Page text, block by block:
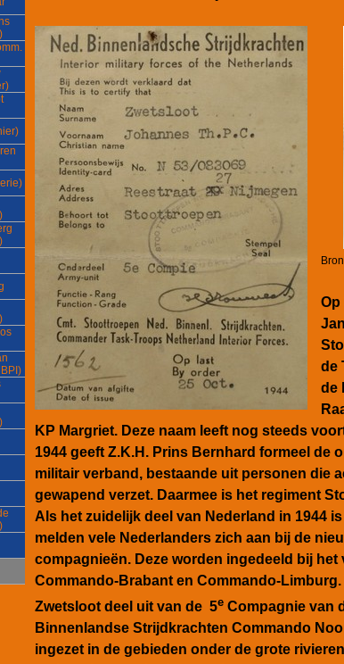
Op
de
de
KP Margriet. Deze naam leeft nog steeds
1944 geeft Z.K.H. Prins Bernhard formeel de
militair verband, bestaande uit personen die
gewapend verzet. Daarmee is het regiment
Als het zuidelijk deel van Nederland in 1944
melden vele Nederlanders zich aan bij de
compagnieën. Deze worden ingedeeld bij
Commando-Brabant en Commando-Limburg.
Zwetsloot deel uit van de 5e Compagnie van
Binnenlandse Strijdkrachten Commando
ingezet in de gebieden onder de grote